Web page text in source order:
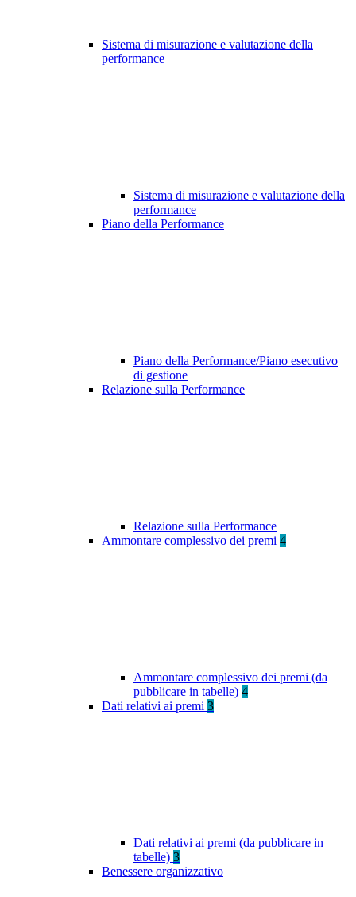
Sistema di misurazione e valutazione della
performance
Sistema di misurazione e valutazione della
performance
Piano della Performance
Piano della Performance/Piano esecutivo
di gestione
Relazione sulla Performance
Relazione sulla Performance
Ammontare complessivo dei premi 4
Ammontare complessivo dei premi (da
pubblicare in tabelle) 4
Dati relativi ai premi 3
Dati relativi ai premi (da pubblicare in
tabelle) 3
Benessere organizzativo